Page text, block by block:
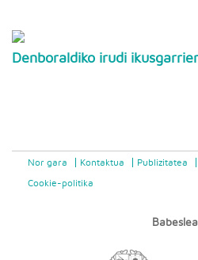
Denboraldiko irudi
Nor gara Kontaktua Publizitatea
Cookie-politika